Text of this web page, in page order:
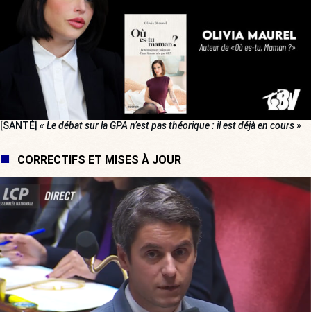
[SANTÉ] « Le débat sur la GPA n’est pas théorique : il est déjà en cours »
CORRECTIFS ET MISES À JOUR